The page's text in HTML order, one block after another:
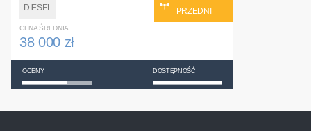
DIESEL
PRZEDNI
CENA ŚREDNIA
38 000 zł
OCENY DOSTĘPNOŚĆ